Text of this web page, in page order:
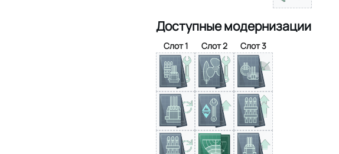
Доступные модернизации
Слот 1 Слот 2 Слот 3